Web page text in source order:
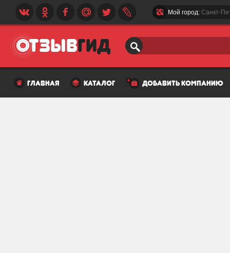
Мой город: Санкт-
главная каталог добавить компанию